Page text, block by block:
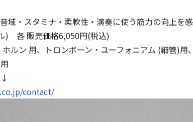
域・スタミナ・柔軟性・演奏に使う筋力の向上を感
) 各 販売価格6,050円(税込)
ルン 用、トロンボーン・ユーフォニアム (細管)用
contact/